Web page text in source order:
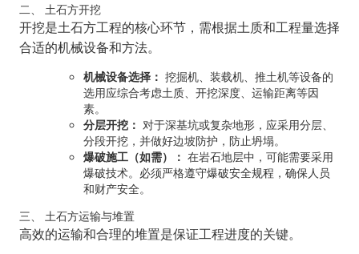
二、 土石方开挖
开挖是土石方工程的核心环节，需根据土质和工程量选择
合适的机械设备和方法。
机械设备选择： 挖掘机、装载机、推土机等设备的
选用应综合考虑土质、开挖深度、运输距离等因
素。
分层开挖： 对于深基坑或复杂地形，应采用分层、
分段开挖，并做好边坡防护，防止坍塌。
爆破施工（如需）： 在岩石地层中，可能需要采用
爆破技术。必须严格遵守爆破安全规程，确保人员
和财产安全。
三、 土石方运输与堆置
高效的运输和合理的堆置是保证工程进度的关键。